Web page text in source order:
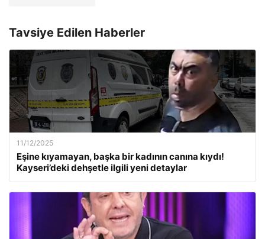
Tavsiye Edilen Haberler
11/12/2025
Eşine kıyamayan, başka bir kadının canına kıydı!
Kayseri’deki dehşetle ilgili yeni detaylar